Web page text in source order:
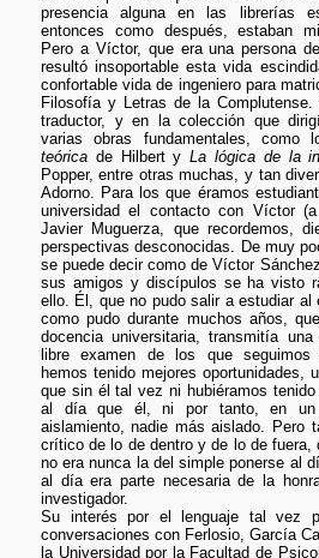
presencia alguna en las librerías
entonces como después, estaban
Pero a Víctor, que era una persona
resultó insoportable esta vida
confortable vida de ingeniero para
Filosofía y Letras de la
traductor, y en la colección que
varias obras fundamentales, como
teóricade Hilbert yLa lógica de la
Popper, entre otras muchas, y tan
Adorno. Para los que éramos
universidad el contacto con Víctor
Javier Muguerza, que recordemos,
perspectivas desconocidas. De muy
se puede decir como de Víctor
sus amigos y discípulos se ha visto
ello. Él, que no pudo salir a estudiar al
como pudo durante muchos años,
docencia universitaria, transmitía
libre examen de los que seguimos
hemos tenido mejores oportunidades,
que sin él tal vez ni hubiéramos
al día que él, ni por tanto, en un
aislamiento, nadie más aislado. Pero
crítico de lo de dentro y de lo de fuera,
no era nunca la del simple ponerse al
al día era parte necesaria de la
investigador.
Su interés por el lenguaje tal vez
conversaciones con Ferlosio, García
la Universidad por la Facultad de